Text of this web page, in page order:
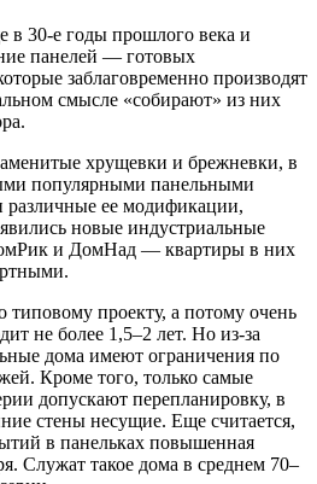
в 30-е годы прошлого века и
панелей — готовых
заблаговременно производят
смысле «собирают» из них
хрущевки и брежневки, в
популярными панельными
различные ее модификации,
новые индустриальные
и ДомНад — квартиры в них
типовому проекту, а потому очень
не более 1,5–2 лет. Но из-за
дома имеют ограничения по
Кроме того, только самые
допускают перепланировку, в
стены несущие. Еще считается,
в панельках повышенная
Служат такое дома в среднем 70–